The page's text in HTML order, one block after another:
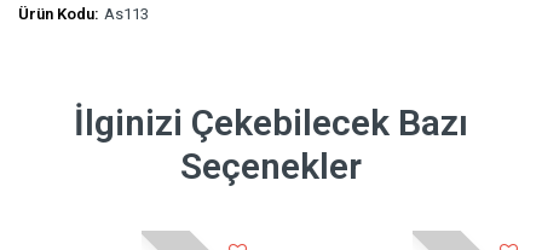
Ürün Kodu: As113
İlginizi Çekebilecek Bazı
Seçenekler